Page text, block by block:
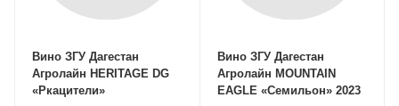
Вино ЗГУ Дагестан
Агролайн HERITAGE DG
«Ркацители»
Вино ЗГУ Дагестан
Агролайн MOUNTAIN
EAGLE «Семильон» 2023